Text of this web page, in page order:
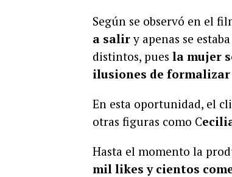
Según se observó en el
a saliry apenas se
distintos, pues la mujer
ilusiones de formalizar
En esta oportunidad, el
otras figuras como C
Hasta el momento la
mil likes y cientos